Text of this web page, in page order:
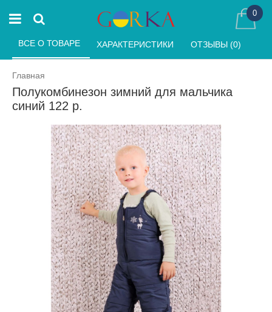
0
Главная
Полукомбинезон зимний для мальчика
синий 122 р.
ВСЕ О ТОВАРЕ ХАРАКТЕРИСТИКИ ОТЗЫВЫ (0)